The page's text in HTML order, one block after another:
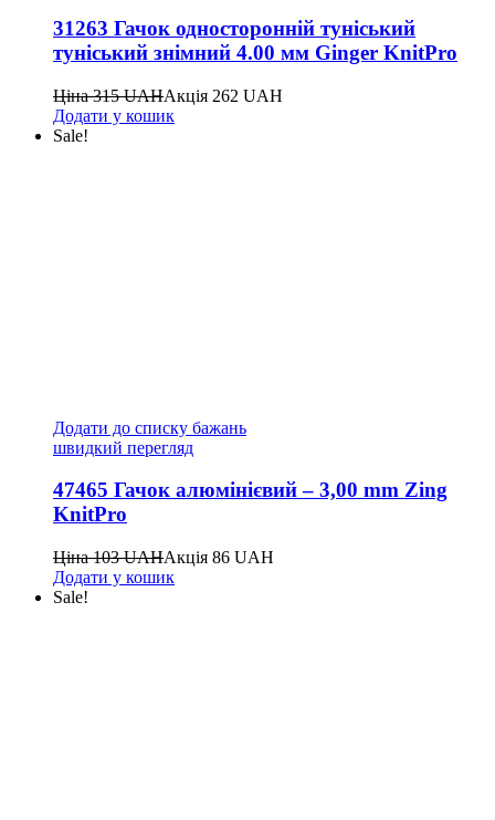
31263 Гачок односторонній туніський
туніський знімний 4.00 мм Ginger KnitPro
Ціна315UAHАкція 262 UAH
Додати у кошик
Sale!
Додати до списку бажань
швидкий перегляд
47465 Гачок алюмінієвий – 3,00 mm Zing
KnitPro
Ціна103UAHАкція 86 UAH
Додати у кошик
Sale!